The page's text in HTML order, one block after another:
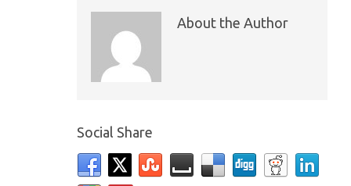
About the Author
Social Share